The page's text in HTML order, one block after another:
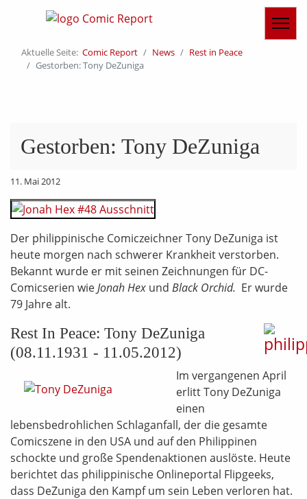
Aktuelle Seite: Comic Report News
Rest in Peace
Gestorben: Tony DeZuniga
Gestorben: Tony DeZuniga
11. Mai 2012
Der philippinische Comiczeichner Tony DeZuniga ist
heute morgen nach schwerer Krankheit verstorben.
Bekannt wurde er mit seinen Zeichnungen für DC-
Comicserien wieJonah Hex und Black Orchid. Er wurde
79 Jahre alt.
Rest In Peace: Tony DeZuniga
(08.11.1931 - 11.05.2012)
Im vergangenen April
erlitt Tony DeZuniga
einen
lebensbedrohlichen Schlaganfall, der die gesamte
Comicszene in den USA und auf den Philippinen
schockte und große Spendenaktionen auslöste. Heute
berichtet das philippinische Onlineportal Flipgeeks,
dass DeZuniga den Kampf um sein Leben verloren hat.